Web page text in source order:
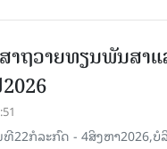
ຖວາຍທຽນພັນສາ
22ກໍລະກົດ - 4ສິງຫາ2026,